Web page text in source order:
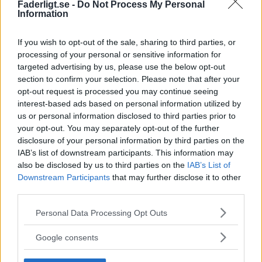
Faderligt.se - Do Not Process My Personal
Information
If you wish to opt-out of the sale, sharing to third parties, or
processing of your personal or sensitive information for
targeted advertising by us, please use the below opt-out
section to confirm your selection. Please note that after your
opt-out request is processed you may continue seeing
interest-based ads based on personal information utilized by
us or personal information disclosed to third parties prior to
your opt-out. You may separately opt-out of the further
disclosure of your personal information by third parties on the
IAB’s list of downstream participants. This information may
also be disclosed by us to third parties on the IAB’s List of
Downstream Participants that may further disclose it to other
Please note that this website/app uses one or more Google
not limited to your visit or usage behaviour. You may click to
use your data for below specified purposes in below Google
Personal Data Processing Opt Outs
Google consents
Läs även: ”
Sammanfattningsvis om hur man fostrar
trygga barn
Förhoppningsvis har vi lyckats besvara frågan: ”
man trygga barn?” och gett dig verktyg och insikter att
jobba med, så att du kan hjälpa dina barn att växa upp till
trygga och självständiga individer.
resa snarare än en destination. Varje barn är unikt men
genom att ge en stabil grund med konsekventa rutiner,
visa kärlek och stöd, tillåta dem att misslyckas och lära